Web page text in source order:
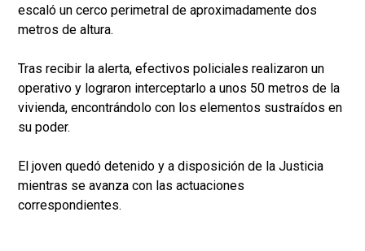
escaló un cerco perimetral de aproximadamente dos
metros de altura.
Tras recibir la alerta, efectivos policiales realizaron un
operativo y lograron interceptarlo a unos 50 metros de la
vivienda, encontrándolo con los elementos sustraídos en
su poder.
El joven quedó detenido y a disposición de la Justicia
mientras se avanza con las actuaciones
correspondientes.